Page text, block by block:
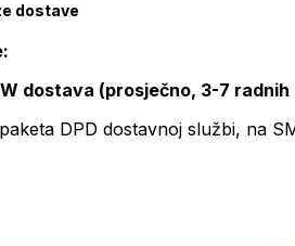
dostave
dostava (prosječno, 3-7 radnih
DPD dostavnoj službi, na